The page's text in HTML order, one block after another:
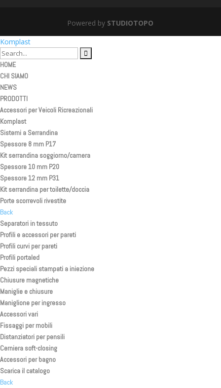
Powered by STUDIOTOPO
Komplast
HOME
CHI SIAMO
NEWS
PRODOTTI
Accessori per Veicoli Ricreazionali
Komplast
Sistemi a Serrandina
Spessore 8 mm P17
Kit serrandina soggiorno/camera
Spessore 10 mm P20
Spessore 12 mm P31
Kit serrandina per toilette/doccia
Porte scorrevoli rivestite
Back
Separatori in tessuto
Profili e accessori per pareti
Profili curvi per pareti
Profili portaled
Pezzi speciali stampati a iniezione
Chiusure magnetiche
Maniglie e chiusure
Maniglione per ingresso
Accessori vari
Fissaggi per mobili
Distanziatori per pensili
Cerniera soft-closing
Accessori per bagno
Scarica il catalogo
Back